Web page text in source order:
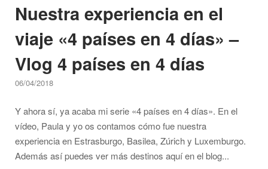
Nuestra experiencia en el
viaje «4 países en 4 días» –
Vlog 4 países en 4 días
06/04/2018
Y ahora sí, ya acaba mi serie «4 países en 4 días». En el
vídeo, Paula y yo os contamos cómo fue nuestra
experiencia en Estrasburgo, Basilea, Zúrich y Luxemburgo.
Además así puedes ver más destinos aquí en el blog...